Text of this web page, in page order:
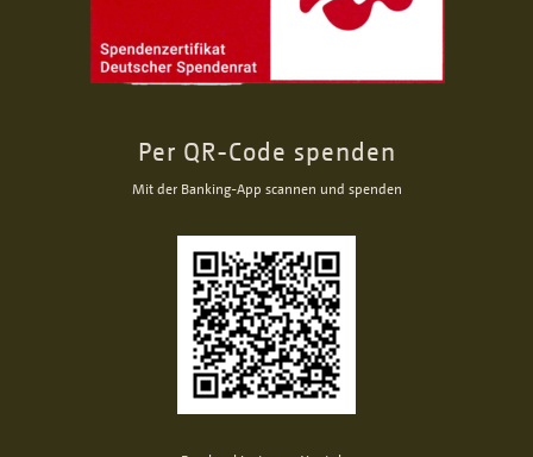
Per QR-Code spenden
Mit der Banking-App scannen und spenden